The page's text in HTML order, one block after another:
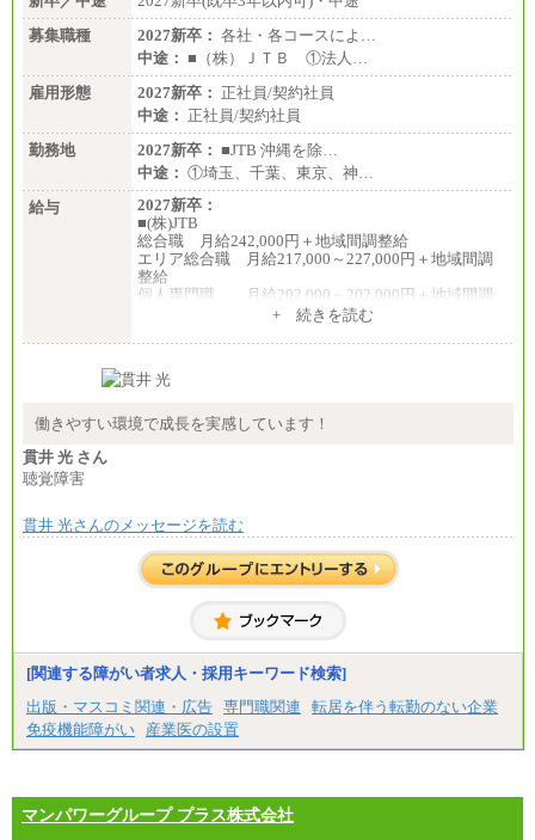
募集職種
2027新卒： 各社・各コースによ…
中途： ■（株）ＪＴＢ ①法人…
雇用形態
2027新卒： 正社員/契約社員
中途： 正社員/契約社員
勤務地
2027新卒： ■JTB 沖縄を除…
中途： ①埼玉、千葉、東京、神…
給与
2027新卒：
■(株)JTB
総合職 月給242,000円＋地域間調整給
エリア総合職 月給217,000～227,000円＋地域間調
整給
個人専門職 月給202,000～202,000円＋地域間調
総合職 月給208,000～235,000円
※詳細はJTBキャリアサイトよりご確認ください。
総合職 月給220,000～230,000円＋地域間調整給
整給
※詳細はJTBキャリアサイトよりご確認ください。
■(株)JTBコミュニケーションデザイン
総合職 月給230,000円
みなし残業手当：20,000円（一律支給）※みなし
残業手当の残業時間は10.43時間。
間に応じて、時間外手当等を支給。
エリアサポート職 月給188,000円
■（株）JTBグローバルマーケティング＆トラベル
+ 続きを読む
働きやすい環境で成長を実感しています！
貫井 光 さん
聴覚障害
貫井 光さんのメッセージを読む
[関連する障がい者求人・採用キーワード検索]
出版・マスコミ関連・広告 専門職関連
転居を伴う転勤のない企業
免疫機能障がい
産業医の設置
マンパワーグループ プラス株式会社